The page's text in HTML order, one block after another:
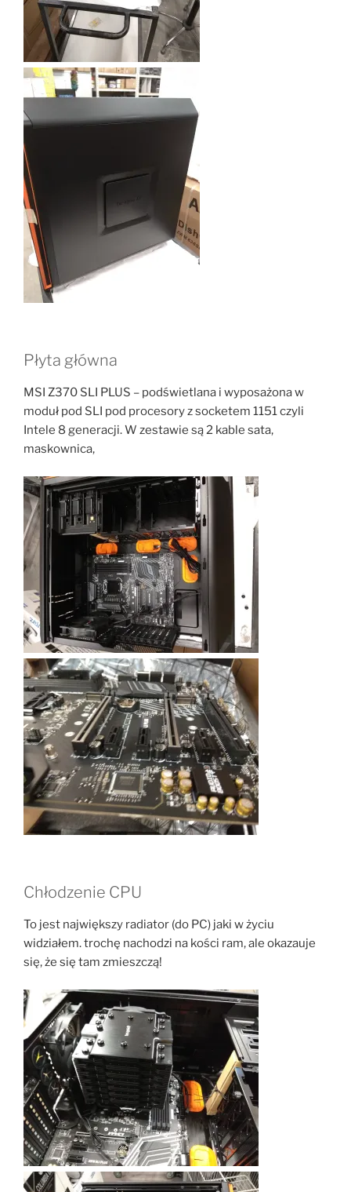
Płyta główna
MSI Z370 SLI PLUS – podświetlana i wyposażona w
moduł pod SLI pod procesory z socketem 1151 czyli
Intele 8 generacji. W zestawie są 2 kable sata,
maskownica,
Chłodzenie CPU
To jest największy radiator (do PC) jaki w życiu
widziałem. trochę nachodzi na kości ram, ale okazauje
się, że się tam zmieszczą!